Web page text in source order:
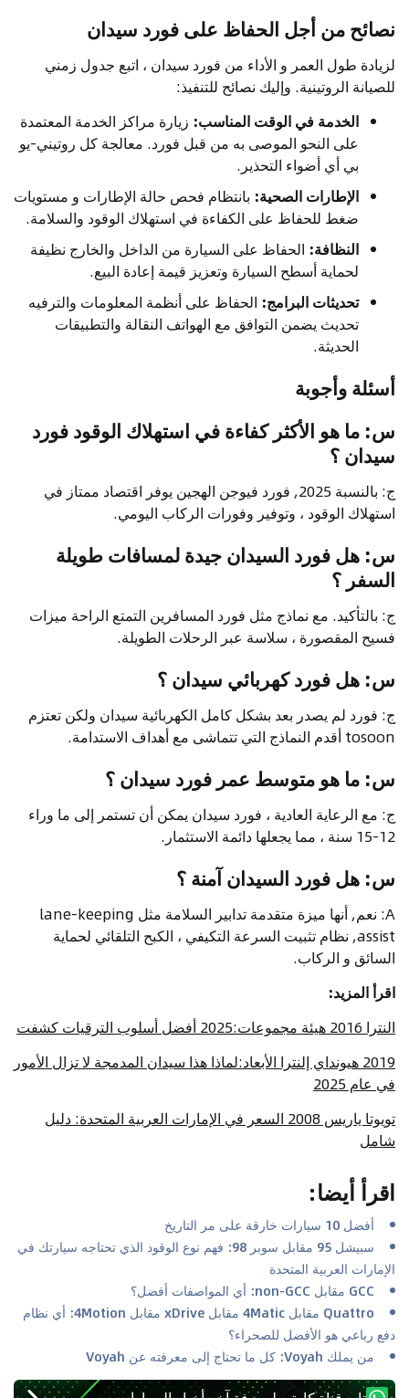
نصائح من أجل الحفاظ على فورد سيدان
لزيادة طول العمر و الأداء من فورد سيدان ، اتبع جدول زمني
للصيانة الروتينية. وإليك نصائح للتنفيذ:
الخدمة في الوقت المناسب: زيارة مراكز الخدمة المعتمدة
على النحو الموصى به من قبل فورد. معالجة كل روتيني-يو
بي أي أضواء التحذير.
الإطارات الصحية: بانتظام فحص حالة الإطارات و مستويات
ضغط للحفاظ على الكفاءة في استهلاك الوقود والسلامة.
النظافة: الحفاظ على السيارة من الداخل والخارج نظيفة
لحماية أسطح السيارة وتعزيز قيمة إعادة البيع.
تحديثات البرامج: الحفاظ على أنظمة المعلومات والترفيه
تحديث يضمن التوافق مع الهواتف النقالة والتطبيقات
الحديثة.
أسئلة وأجوبة
س: ما هو الأكثر كفاءة في استهلاك الوقود فورد
سيدان ؟
ج: بالنسبة 2025, فورد فيوجن الهجين يوفر اقتصاد ممتاز في
استهلاك الوقود ، وتوفير وفورات الركاب اليومي.
س: هل فورد السيدان جيدة لمسافات طويلة
السفر ؟
ج: بالتأكيد. مع نماذج مثل فورد المسافرين التمتع الراحة ميزات
فسيح المقصورة ، سلاسة عبر الرحلات الطويلة.
س: هل فورد كهربائي سيدان ؟
ج: فورد لم يصدر بعد بشكل كامل الكهربائية سيدان ولكن تعتزم
tosoon أقدم النماذج التي تتماشى مع أهداف الاستدامة.
س: ما هو متوسط عمر فورد سيدان ؟
ج: مع الرعاية العادية ، فورد سيدان يمكن أن تستمر إلى ما وراء
12-15 سنة ، مما يجعلها دائمة الاستثمار.
س: هل فورد السيدان آمنة ؟
A: نعم, أنها ميزة متقدمة تدابير السلامة مثل lane-keeping
assist, نظام تثبيت السرعة التكيفي ، الكبح التلقائي لحماية
السائق و الركاب.
اقرأ المزيد:
النترا 2016 هيئة مجموعات:2025 أفضل أسلوب الترقيات كشفت
2019 هيونداي إلنترا الأبعاد:لماذا هذا سيدان المدمجة لا تزال الأمور
في عام 2025
تويوتا ياريس 2008 السعر في الإمارات العربية المتحدة: دليل
شامل
اقرأ أيضا:
أفضل 10 سيارات خارقة على مر التاريخ
سبيشل 95 مقابل سوبر 98: فهم نوع الوقود الذي تحتاجه سيارتك في
الإمارات العربية المتحدة
GCC مقابل non-GCC: أي المواصفات أفضل؟
Quattro مقابل 4Matic مقابل xDrive مقابل 4Motion: أي نظام
دفع رباعي هو الأفضل للصحراء؟
من يملك Voyah: كل ما تحتاج إلى معرفته عن Voyah